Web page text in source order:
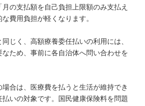
の支払額を自己負担上限額のみ支払え
費用負担が軽くなります。
じく、高額療養委任払いの利用には、
なため、事前に各自治体へ問い合わせを
合は、医療費を払うと生活が維持でき
いの対象です。国民健康保険料を問題